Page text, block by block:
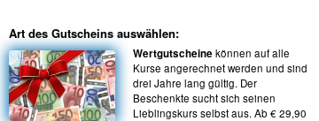
Art des Gutscheins auswählen:
Wertgutscheine können auf alle
Kurse angerechnet werden und sind
drei Jahre lang gültig. Der
Beschenkte sucht sich seinen
Lieblingskurs selbst aus. Ab € 29,90